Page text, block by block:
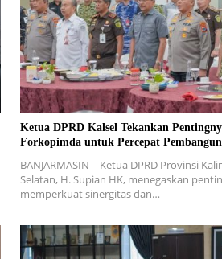
Ketua DPRD Kalsel Tekankan
Forkopimda untuk Percepat
BANJARMASIN – Ketua DPRD Provinsi
Selatan, H. Supian HK, menegaskan
memperkuat sinergitas dan…